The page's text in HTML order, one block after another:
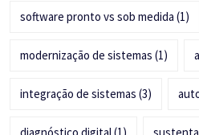
software pronto vs sob medida (1)
modernização de sistemas (1)
integração de sistemas (3)